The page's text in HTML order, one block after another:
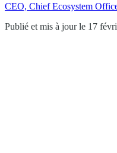
CEO, Chief Ecosystem
Publié et mis à jour le 17